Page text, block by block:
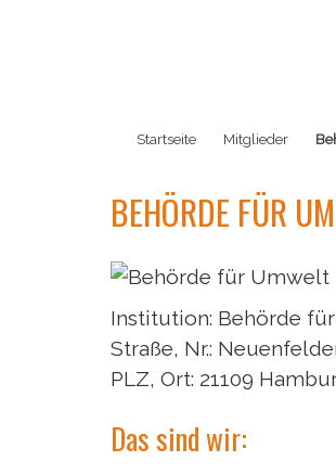
Startseite Mitglieder
BEHÖRDE FÜR
Institution: Behörde
Straße, Nr.:
PLZ, Ort: 21109
Das sind wir: